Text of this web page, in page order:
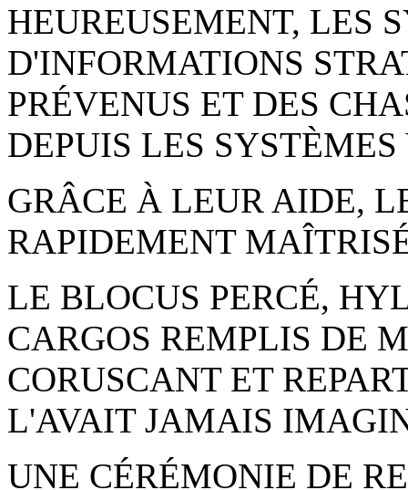
HEUREUSEMENT, LES
D'INFORMATIONS
PRÉVENUS ET DES
DEPUIS LES
GRÂCE À LEUR AIDE,
RAPIDEMENT
LE BLOCUS PERCÉ,
CARGOS REMPLIS DE
CORUSCANT ET
L'AVAIT JAMAIS
UNE CÉRÉMONIE DE